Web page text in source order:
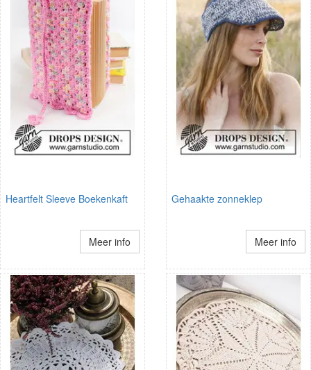
Heartfelt Sleeve Boekenkaft
Meer info
Gehaakte zonneklep
Meer info